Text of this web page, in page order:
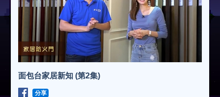
面包台家居新知 (第2集)
分享